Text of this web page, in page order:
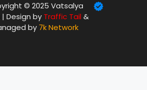
© 2025 Vatsalya
| Design by Traffic Tail&
by 7k Network